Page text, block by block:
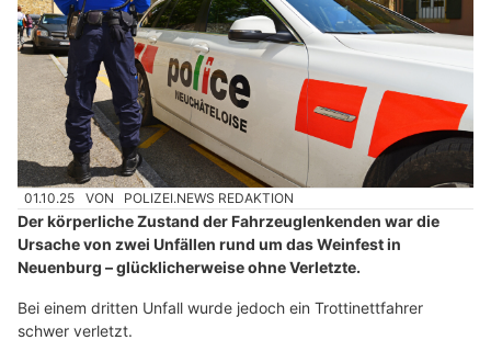
01.10.25 VON POLIZEI.NEWS REDAKTION
Der körperliche Zustand der Fahrzeuglenkenden war die
Ursache von zwei Unfällen rund um das Weinfest in
Neuenburg – glücklicherweise ohne Verletzte.
Bei einem dritten Unfall wurde jedoch ein Trottinettfahrer
schwer verletzt.